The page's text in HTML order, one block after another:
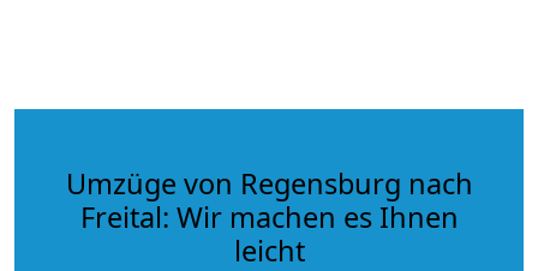
Umzüge von Regensburg nach
Freital: Wir machen es Ihnen
leicht